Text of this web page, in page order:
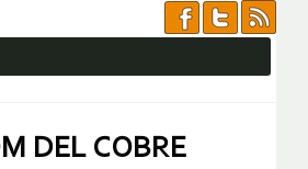
DEL COBRE